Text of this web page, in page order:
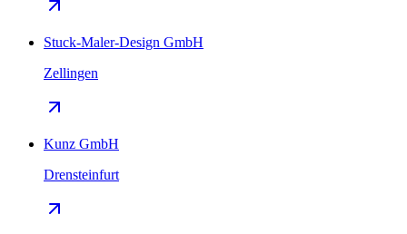
Stuck-Maler-Design GmbH
Zellingen
Kunz GmbH
Drensteinfurt